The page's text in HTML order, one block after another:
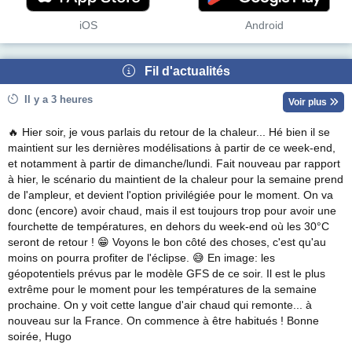
iOS Android
Fil d'actualités
Il y a 3 heures Voir plus
🔥 Hier soir, je vous parlais du retour de la chaleur... Hé bien il se
maintient sur les dernières modélisations à partir de ce week-end,
et notamment à partir de dimanche/lundi. Fait nouveau par rapport
à hier, le scénario du maintient de la chaleur pour la semaine prend
de l'ampleur, et devient l'option privilégiée pour le moment. On va
donc (encore) avoir chaud, mais il est toujours trop pour avoir une
fourchette de températures, en dehors du week-end où les 30°C
seront de retour ! 😁 Voyons le bon côté des choses, c'est qu'au
moins on pourra profiter de l'éclipse. 😅 En image: les
géopotentiels prévus par le modèle GFS de ce soir. Il est le plus
extrême pour le moment pour les températures de la semaine
prochaine. On y voit cette langue d'air chaud qui remonte... à
nouveau sur la France. On commence à être habitués ! Bonne
soirée, Hugo